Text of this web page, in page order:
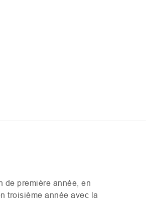
de première année, en
troisième année avec la